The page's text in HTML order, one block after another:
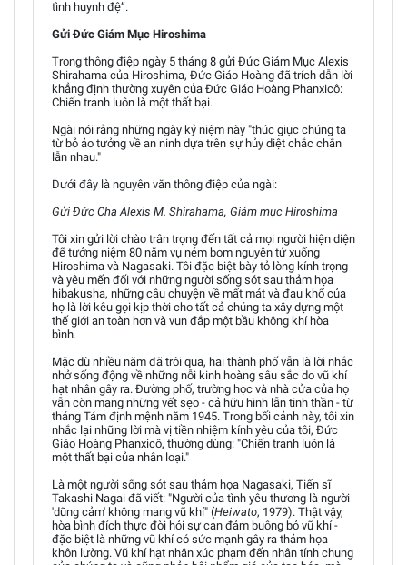
tình huynh đệ”.
Gửi Đức Giám Mục Hiroshima
Trong thông điệp ngày 5 tháng 8 gửi Đức Giám Mục Alexis
Shirahama của Hiroshima, Đức Giáo Hoàng đã trích dẫn lời
khẳng định thường xuyên của Đức Giáo Hoàng Phanxicô:
Chiến tranh luôn là một thất bại.
Ngài nói rằng những ngày kỷ niệm này "thúc giục chúng ta
từ bỏ ảo tưởng về an ninh dựa trên sự hủy diệt chắc chắn
lẫn nhau."
Dưới đây là nguyên văn thông điệp của ngài:
Gửi Đức Cha Alexis M. Shirahama, Giám mục Hiroshima
Tôi xin gửi lời chào trân trọng đến tất cả mọi người hiện diện
để tưởng niệm 80 năm vụ ném bom nguyên tử xuống
Hiroshima và Nagasaki. Tôi đặc biệt bày tỏ lòng kính trọng
và yêu mến đối với những người sống sót sau thảm họa
hibakusha, những câu chuyện về mất mát và đau khổ của
họ là lời kêu gọi kịp thời cho tất cả chúng ta xây dựng một
thế giới an toàn hơn và vun đắp một bầu không khí hòa
bình.
Mặc dù nhiều năm đã trôi qua, hai thành phố vẫn là lời nhắc
nhở sống động về những nỗi kinh hoàng sâu sắc do vũ khí
hạt nhân gây ra. Đường phố, trường học và nhà cửa của họ
vẫn còn mang những vết sẹo - cả hữu hình lẫn tinh thần - từ
tháng Tám định mệnh năm 1945. Trong bối cảnh này, tôi xin
nhắc lại những lời mà vị tiền nhiệm kính yêu của tôi, Đức
Giáo Hoàng Phanxicô, thường dùng: "Chiến tranh luôn là
một thất bại của nhân loại."
Là một người sống sót sau thảm họa Nagasaki, Tiến sĩ
Takashi Nagai đã viết: "Người của tình yêu thương là người
'dũng cảm' không mang vũ khí" (Heiwato, 1979). Thật vậy,
hòa bình đích thực đòi hỏi sự can đảm buông bỏ vũ khí -
đặc biệt là những vũ khí có sức mạnh gây ra thảm họa
khôn lường. Vũ khí hạt nhân xúc phạm đến nhân tính chung